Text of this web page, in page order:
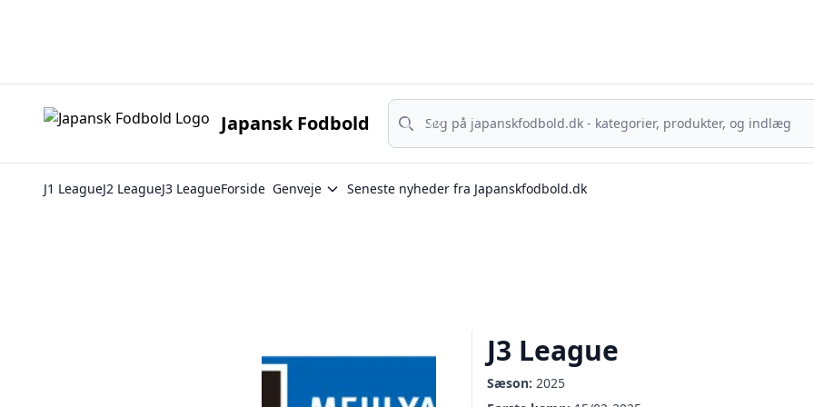
Japansk Fodbold
Søg nu
Søg nu
J1 LeagueJ2 LeagueJ3 LeagueForside Genveje Seneste nyheder fra Japanskfodbold.dk
J3 League
Sæson: 2025